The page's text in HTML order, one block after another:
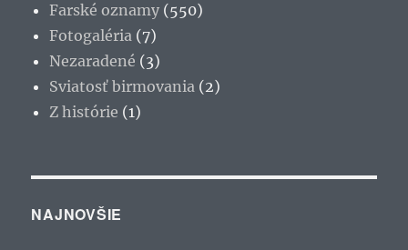
Farské oznamy (550)
Fotogaléria (7)
Nezaradené (3)
Sviatosť birmovania (2)
Z histórie (1)
NAJNOVŠIE